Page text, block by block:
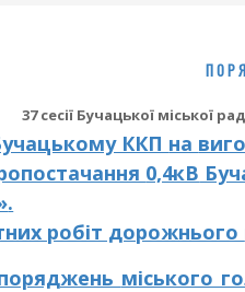
П О Р
37cесії Бучацької міської
ККП на
0,4кВ
.
робіт дорожнього
міського